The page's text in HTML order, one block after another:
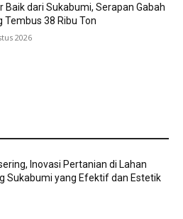
Baik dari Sukabumi, Serapan Gabah
Tembus 38 Ribu Ton
2026
Inovasi Pertanian di Lahan
Sukabumi yang Efektif dan Estetik